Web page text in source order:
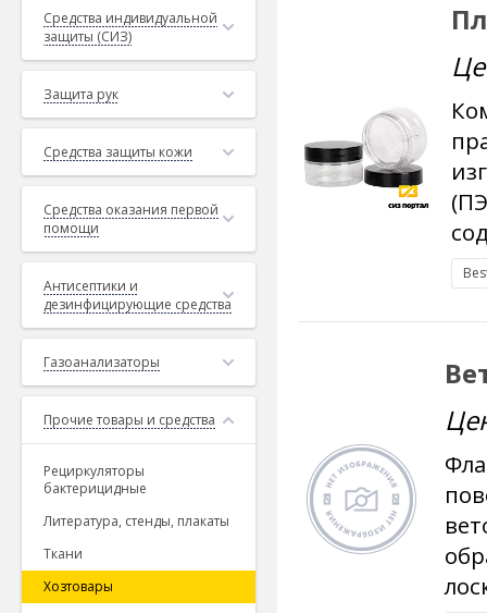
Средства индивидуальной
защиты (СИЗ)
Защита рук
Средства защиты кожи
Средства оказания первой
помощи
Антисептики и
дезинфицирующие средства
Газоанализаторы
Прочие товары и средства
Рециркуляторы
бактерицидные
Литература, стенды, плакаты
Ткани
Хозтовары